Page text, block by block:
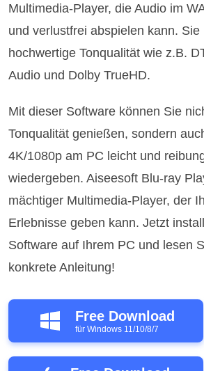
Multimedia-Player, die Audio im
und verlustfrei abspielen kann.
hochwertige Tonqualität wie z.B.
Audio und Dolby TrueHD.
Mit dieser Software können Sie
Tonqualität genießen, sondern
4K/1080p am PC leicht und
wiedergeben. Aiseesoft Blu-ray
mächtiger Multimedia-Player, der
Erlebnisse geben kann. Jetzt
Software auf Ihrem PC und lesen
konkrete Anleitung!
Free Download
für Windows 11/10/8/7